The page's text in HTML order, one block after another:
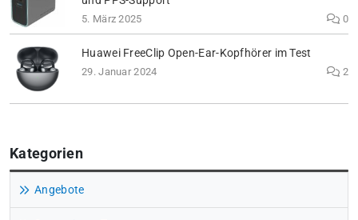
5. März 2025 0
Huawei FreeClip Open-Ear-Kopfhörer im Test
29. Januar 2024 2
Kategorien
Angebote